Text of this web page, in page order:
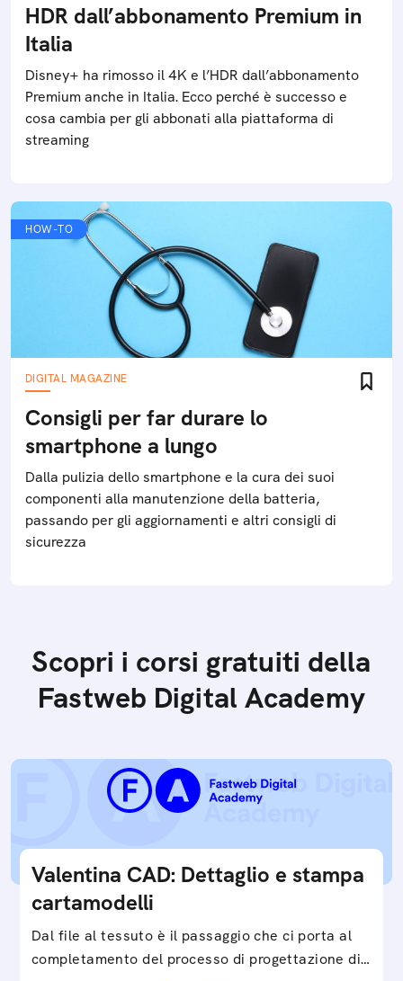
HDR dall’abbonamento Premium in
Italia
Disney+ ha rimosso il 4K e l’HDR dall’abbonamento
Premium anche in Italia. Ecco perché è successo e
cosa cambia per gli abbonati alla piattaforma di
streaming
HOW-TO
DIGITAL MAGAZINE
Consigli per far durare lo
smartphone a lungo
Dalla pulizia dello smartphone e la cura dei suoi
componenti alla manutenzione della batteria,
passando per gli aggiornamenti e altri consigli di
sicurezza
Scopri i corsi gratuiti della
Fastweb Digital Academy
Valentina CAD: Dettaglio e stampa
cartamodelli
Dal file al tessuto è il passaggio che ci porta al
completamento del processo di progettazione di